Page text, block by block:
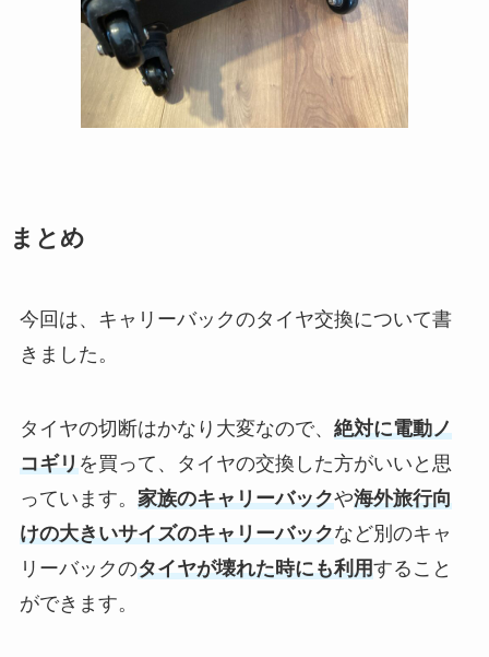
まとめ
今回は、キャリーバックのタイヤ交換について書
きました。
タイヤの切断はかなり大変なので、 絶対に電動ノ
コギリを買って、タイヤの交換した方がいいと思
っています。 家族のキャリーバックや海外旅行向
けの大きいサイズのキャリーバックなど別のキャ
リーバックのタイヤが壊れた時にも利用すること
ができます。